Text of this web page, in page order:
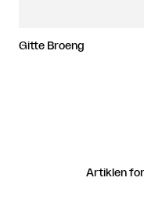
Gitte Broeng
Artiklen